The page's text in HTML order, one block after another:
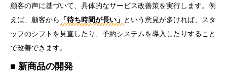
顧客の声に基づいて、具体的なサービス改善策を実行します。例
えば、顧客から 「待ち時間が長い」 という意見が多ければ、スタ
ッフのシフトを見直したり、予約システムを導入したりすること
で改善できます。
新商品の開発